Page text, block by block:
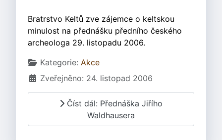
Bratrstvo Keltů zve zájemce o keltskou
minulost na přednášku předního českého
archeologa 29. listopadu 2006.
Základní údaje
Kategorie: Akce
Zveřejněno: 24. listopad 2006
Číst dál: Přednáška Jiřího
Waldhausera